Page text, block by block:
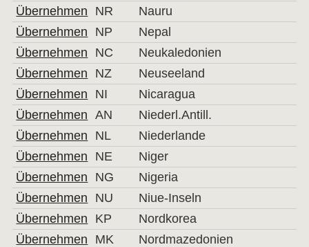
Übernehmen
NR
Nauru
Übernehmen
NP
Nepal
Übernehmen
NC
Neukaledonien
Übernehmen
NZ
Neuseeland
Übernehmen
NI
Nicaragua
Übernehmen
AN
Niederl.Antill.
Übernehmen
NL
Niederlande
Übernehmen
NE
Niger
Übernehmen
NG
Nigeria
Übernehmen
NU
Niue-Inseln
Übernehmen
KP
Nordkorea
Übernehmen
MK
Nordmazedonien